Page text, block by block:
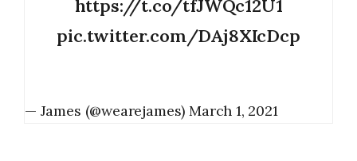
https://t.co/tfJWQc12U1
pic.twitter.com/DAj8XIcDcp
— James (@wearejames)March 1, 2021